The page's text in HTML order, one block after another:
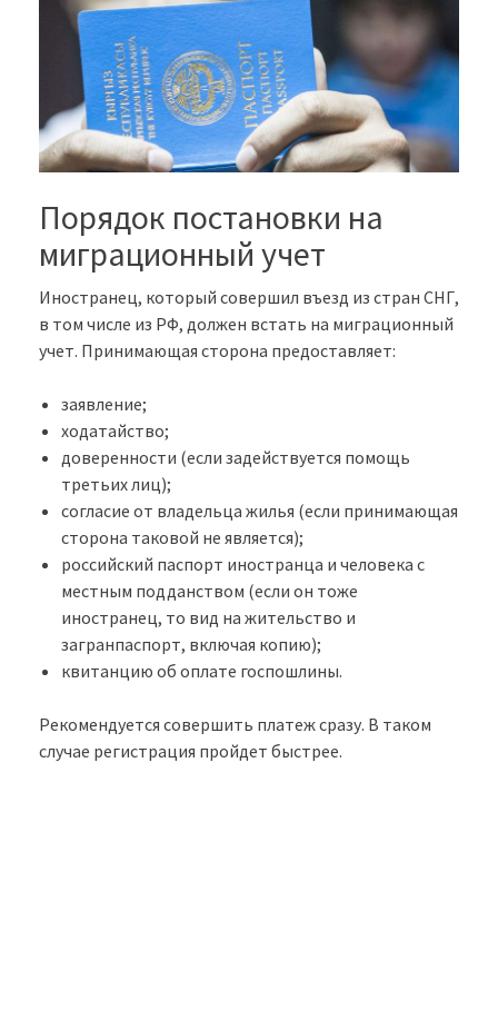
Порядок постановки на
миграционный учет
Иностранец, который совершил въезд из стран СНГ,
в том числе из РФ, должен встать на миграционный
учет. Принимающая сторона предоставляет:
заявление;
ходатайство;
доверенности (если задействуется помощь
третьих лиц);
согласие от владельца жилья (если принимающая
сторона таковой не является);
российский паспорт иностранца и человека с
местным подданством (если он тоже
иностранец, то вид на жительство и
загранпаспорт, включая копию);
квитанцию об оплате госпошлины.
Рекомендуется совершить платеж сразу. В таком
случае регистрация пройдет быстрее.